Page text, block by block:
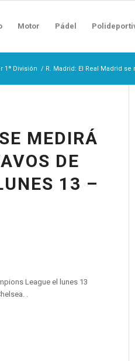
Motor Pádel
1ª División / R. Madrid: El Real Madrid
MEDIRÁ
DE
13 –
League el lunes 13
.